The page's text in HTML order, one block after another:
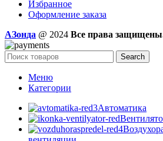
Избранное
Оформление заказа
AЗонда @ 2024 Все права
Search
Меню
Категории
Автоматика